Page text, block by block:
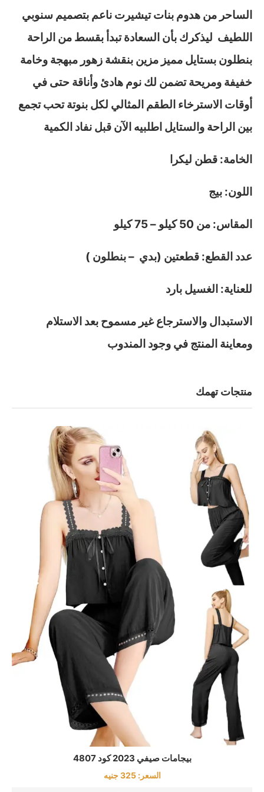
الساحر من هدوم بنات تيشيرت ناعم بتصميم سنوبي
اللطيف ليذكرك بأن السعادة تبدأ بقسط من الراحة
بنطلون بستايل مميز مزين بنقشة زهور مبهجة وخامة
خفيفة ومريحة تضمن لك نوم هادئ وأناقة حتى في
أوقات الاسترخاء الطقم المثالي لكل بنوتة تحب تجمع
بين الراحة والستايل اطلبيه الآن قبل نفاد الكمية
الخامة: قطن ليكرا
اللون: بيج
المقاس: من 50 كيلو – 75 كيلو
عدد القطع: قطعتين (بدي – بنطلون )
للعناية: الغسيل بارد
الاستبدال والاسترجاع غير مسموح بعد الاستلام
ومعاينة المنتج في وجود المندوب
منتجات تهمك
بيجامات صيفي 2023 كود 4807
السعر:325 جنيه